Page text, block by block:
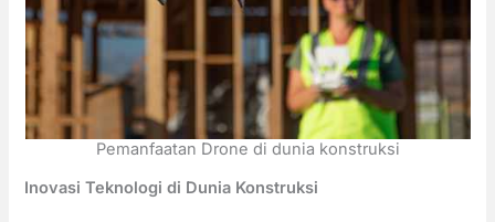
Pemanfaatan Drone di dunia konstruksi
Inovasi Teknologi di Dunia Konstruksi